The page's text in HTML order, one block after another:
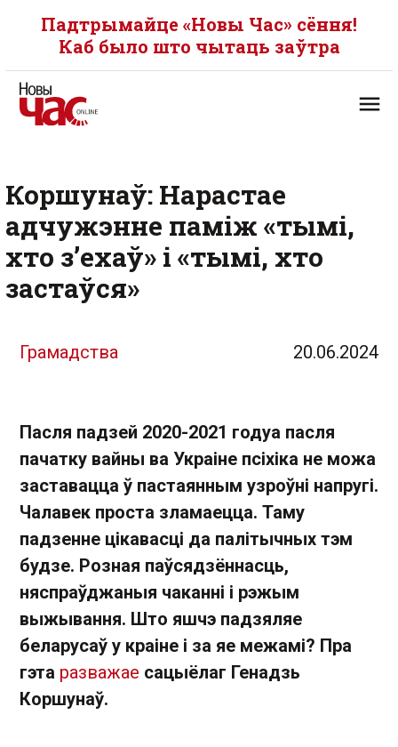
Падтрымайце «Новы Час» сёння!
Каб было што чытаць заўтра
Коршунаў: Нарастае
адчужэнне паміж «тымі,
хто з’ехаў» і «тымі, хто
застаўся»
Грамадства 20.06.2024
Пасля падзей 2020-2021 годуа пасля
пачатку вайны ва Украіне псіхіка не можа
заставацца ў пастаянным узроўні напругі.
Чалавек проста зламаецца. Таму
падзенне цікавасці да палітычных тэм
будзе. Розная паўсядзённасць,
няспраўджаныя чаканні і рэжым
выжывання. Што яшчэ падзяляе
беларусаў у краіне і за яе межамі? Пра
гэта разважае сацыёлаг Генадзь
Коршунаў.